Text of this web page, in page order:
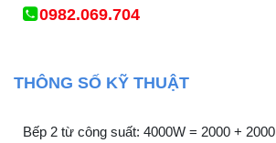
0982.069.704
THÔNG SỐ KỸ THUẬT
Bếp 2 từ công suất: 4000W = 2000 + 2000